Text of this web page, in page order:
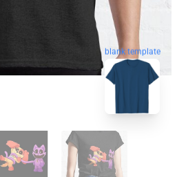
blank template